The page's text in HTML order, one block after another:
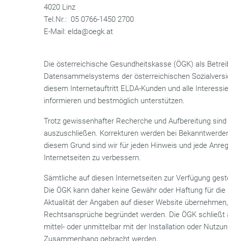
4020 Linz
Tel.Nr.: 05 0766-1450 2700
E-Mail: elda@oegk.at
Die österreichische Gesundheitskasse (ÖGK) als
Datensammelsystems der österreichischen
diesem Internetauftritt ELDA-Kunden und alle
informieren und bestmöglich unterstützen.
Trotz gewissenhafter Recherche und Aufbereitung
auszuschließen. Korrekturen werden bei
diesem Grund sind wir für jeden Hinweis und jede
Internetseiten zu verbessern.
Sämtliche auf diesen Internetseiten zur Verfügung
Die ÖGK kann daher keine Gewähr oder Haftung für
Aktualität der Angaben auf dieser Website
Rechtsansprüche begründet werden. Die ÖGK
mittel- oder unmittelbar mit der Installation oder
Zusammenhang gebracht werden.